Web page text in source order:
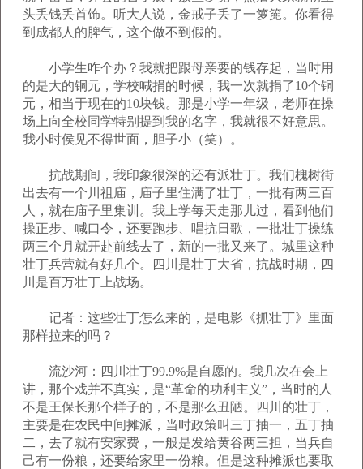
头丢钱丢首饰。听大人说，金戒子丢了一箩篼。你看得
到成都人的脾气，这个做不到假的。
小学生咋个办？我就把跟母亲要的钱存起，当时用
的是大的铜元，学校喊捐的时候，我一次就捐了10个铜
元，相当于现在的10块钱。那是小学一年级，老师在操
场上向全校同学特别提到我的名字，我就很不好意思。
我小时侯见不得世面，胆子小（笑）。
抗战期间，我印象很深的还有派壮丁。我们槐树街
出去有一个川祖庙，庙子里住满了壮丁，一批有两三百
人，就在庙子里集训。我上学每天走那儿过，看到他们
操正步、喊口令，还要跑步、唱抗日歌，一批壮丁操练
两三个月就开赴前线去了，新的一批又来了。城里这种
壮丁兵营就有好几个。四川是壮丁大省，抗战时期，四
川是百万壮丁上战场。
记者：这些壮丁怎么来的，是电影《抓壮丁》里面
那样拉来的吗？
流沙河：四川壮丁99.9%是自愿的。我几次在会上
讲，那个戏并不真实，是“革命的功利主义”，当时的人
不是王保长那个样子的，不是那么丑陋。四川的壮丁，
主要是在农民中间摊派，当时政策叫三丁抽一，五丁抽
二，去了就有安家费，一般是发给黄谷两三担，当兵自
己有一份粮，还要给家里一份粮。但是这种摊派也要取